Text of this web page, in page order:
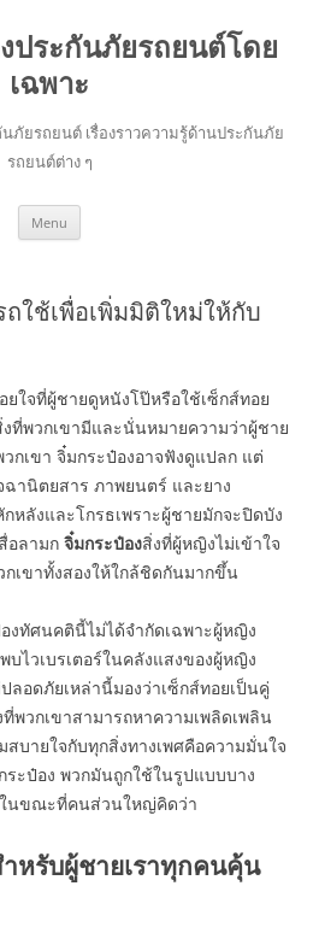
ประกันภัยรถยนต์โดย
เฉพาะ
ภัยรถยนต์ เรื่องราวความรู้ด้านประกันภัย
รถยนต์ต่าง ๆ
Menu
ใช้เพื่อเพิ่มมิติใหม่ให้กับ
ใจที่ผู้ชายดูหนังโป๊หรือใช้เซ็กส์ทอย
ที่พวกเขามีและนั่นหมายความว่าผู้ชาย
กเขา จิ๋มกระป๋องอาจฟังดูแปลก แต่
านิตยสาร ภาพยนตร์ และยาง
หลังและโกรธเพราะผู้ชายมักจะปิดบัง
อลามก จิ๋มกระป๋องสิ่งที่ผู้หญิงไม่เข้าใจ
เขาทั้งสองให้ใกล้ชิดกันมากขึ้น
งทัศนคตินี้ไม่ได้จำกัดเฉพาะผู้หญิง
บไวเบรเตอร์ในคลังแสงของผู้หญิง
อดภัยเหล่านี้มองว่าเซ็กส์ทอยเป็นคู่
พวกเขาสามารถหาความเพลิดเพลิน
บายใจกับทุกสิ่งทางเพศคือความมั่นใจ
ระป๋อง พวกมันถูกใช้ในรูปแบบบาง
นขณะที่คนส่วนใหญ่คิดว่า
หรับผู้ชายเราทุกคนคุ้น